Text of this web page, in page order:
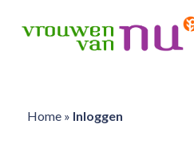
Home» Inloggen